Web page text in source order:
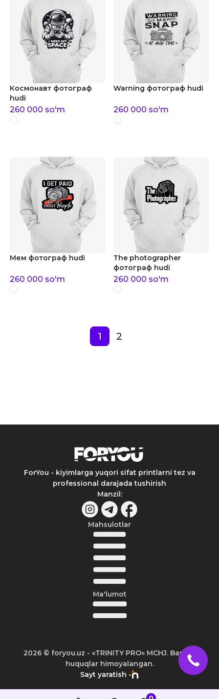
Космонавт фотограф
hudi
260 000 so'm
Warning фотограф hudi
260 000 so'm
Мем фотограф hudi
260 000 so'm
The photographer
фотограф hudi
260 000 so'm
1 2
ForYou - kiyimlarga yuqori sifat printlarni tez va
professional darajada tushirish
Manzil:
Mahsulotlar
Ma'lumot
2026© foryou.uz - «TRINITY PRO» MCHJ. Barcha
huquqlar himoyalangan.
Sayt yaratish -